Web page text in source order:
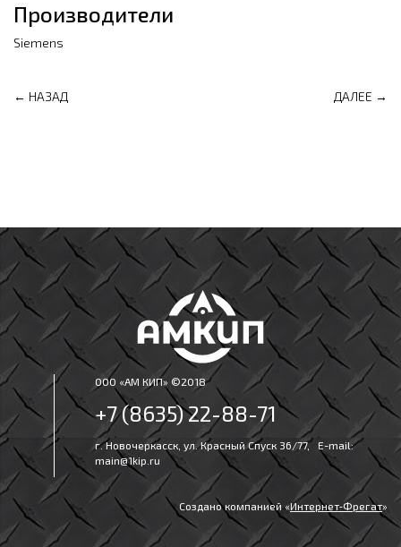
Производители
Siemens
← НАЗАД ДАЛЕЕ →
ООО «АМ КИП» ©2018
+7 (8635) 22-88-71
г. Новочеркасск, ул. Красный Спуск 36/77, E-mail:
main@1kip.ru
Создано компанией «Интернет‑Фрегат»